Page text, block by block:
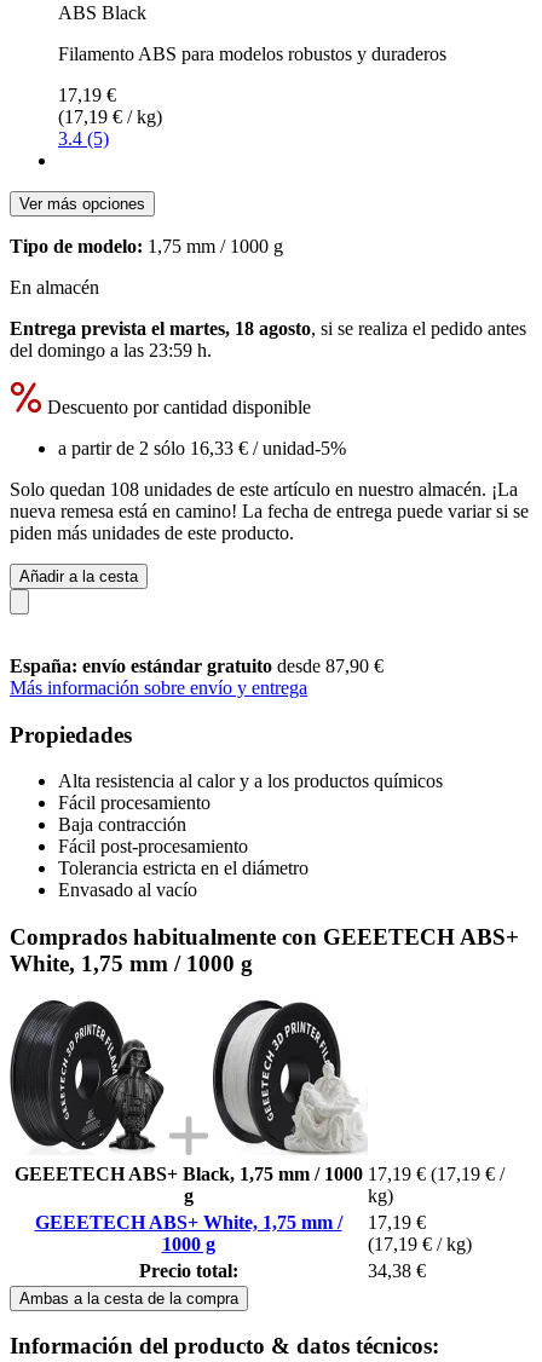
ABS Black
Filamento ABS para modelos robustos y duraderos
17,19 €
(17,19 € / kg)
3.4 (5)
Ver más opciones
Tipo de modelo: 1,75 mm / 1000 g
En almacén
Entrega prevista el martes, 18 agosto, si se realiza el pedido antes
del domingo a las 23:59 h.
Descuento por cantidad disponible
a partir de 2 sólo 16,33 € / unidad-5%
Solo quedan 108 unidades de este artículo en nuestro almacén. ¡La
nueva remesa está en camino! La fecha de entrega puede variar si se
piden más unidades de este producto.
Añadir a la cesta
España: envío estándar gratuito desde 87,90 €
Más información sobre envío y entrega
Propiedades
Alta resistencia al calor y a los productos químicos
Fácil procesamiento
Baja contracción
Fácil post-procesamiento
Tolerancia estricta en el diámetro
Envasado al vacío
Comprados habitualmente con GEEETECH ABS+
White, 1,75 mm / 1000 g
GEEETECH ABS+ Black, 1,75 mm / 1000
g
17,19 € (17,19 € /
kg)
GEEETECH ABS+ White, 1,75 mm /
1000 g
17,19 €
(17,19 € / kg)
Precio total:
34,38 €
Ambas a la cesta de la compra
Información del producto & datos técnicos: